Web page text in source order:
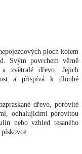
ploch kolem
Svým povrchem věrně
zvětralé dřevo. Jejich
a přispívá k dlouhé
dřevo, pórovité
odhalujícími pórovitou
nebo vzhled tesaného